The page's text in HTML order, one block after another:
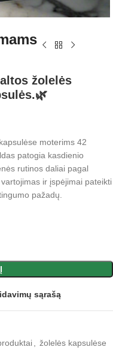
žolelės
moterims 42
patogia kasdienio
rutinos daliai pagal
ir įspėjimai pateikti
pažadų.
sąrašą
žolelės kapsulėse